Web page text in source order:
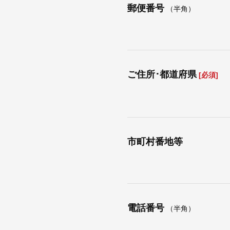
郵便番号 （半角）
ご住所･都道府県 [必須]
市町村番地等
電話番号 （半角）